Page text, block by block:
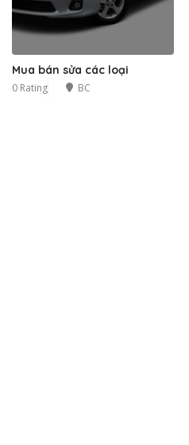
Mua bán sửa các loại
0 Rating BC